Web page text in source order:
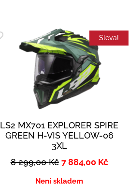
Sleva!
LS2 MX701 EXPLORER SPIRE
GREEN H-VIS YELLOW-06
3XL
8 299,00Kč 7 884,00 Kč
Není skladem